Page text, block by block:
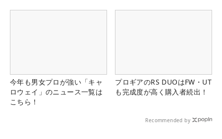
今年も男女プロが強い「キャ
ロウェイ」のニュース一覧は
こちら！
プロギアのRS DUOはFW・UT
も完成度が高く購入者続出！
Recommended by